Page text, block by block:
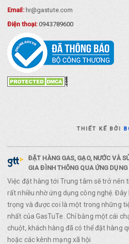
Email:hr@gastute.com
Điện thoại:0943789600
THIẾT KẾ BỞI
ĐẶT HÀNG GAS, GẠO, NƯỚC VÀ
GIA ĐÌNH THÔNG QUA ỨNG DỤNG
Việc đặt hàng tới Trung tâm sẽ trở nên
rất nhiều nhờ ứng dụng công nghệ. Đây
trọng và được coi là một trong những
nhất của GasTuTe. Chỉ bằng một cái
chuột, khách hàng đã có thể đặt hàng
hoặc các kênh mạng xã hội